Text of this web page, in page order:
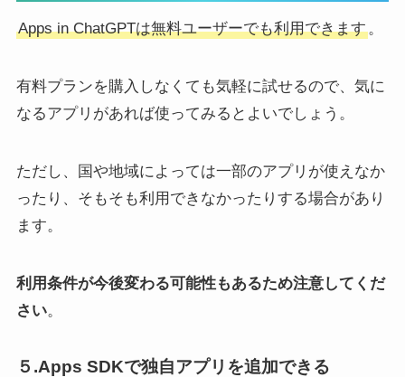
Apps in ChatGPTは無料ユーザーでも利用できます。
有料プランを購入しなくても気軽に試せるので、気に
なるアプリがあれば使ってみるとよいでしょう。
ただし、国や地域によっては一部のアプリが使えなか
ったり、そもそも利用できなかったりする場合があり
ます。
利用条件が今後変わる可能性もあるため注意してくだ
さい。
５.Apps SDKで独自アプリを追加できる